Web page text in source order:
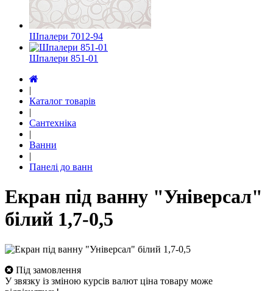
Шпалери 7012-94
Шпалери 851-01
|
Каталог товарів
|
Сантехніка
|
Ванни
|
Панелі до ванн
Екран під ванну "Універсал"
білий 1,7-0,5
Під замовлення
У звязку із зміною курсів валют ціна товару може